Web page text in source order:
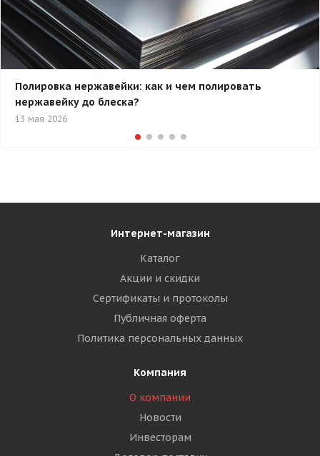
Полировка нержавейки: как и чем полировать
нержавейку до блеска?
13 мая 2026
Интернет-магазин
Каталог
Акции и скидки
Сертификаты и протоколы
Публичная оферта
Политика персональных данных
Компания
О компании
Новости
Инвесторам